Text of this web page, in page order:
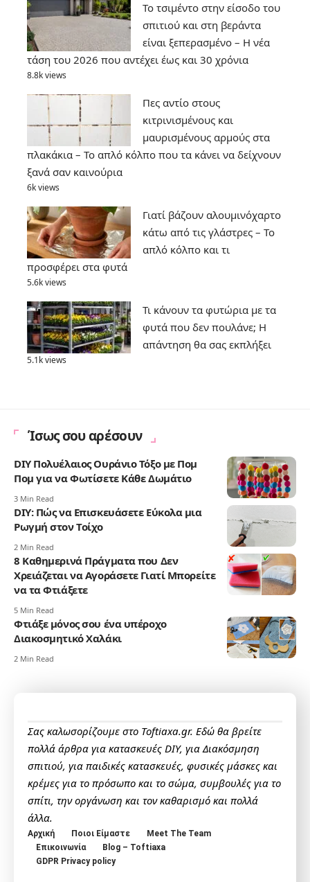
Το τσιμέντο στην είσοδο του
σπιτιού και στη βεράντα
είναι ξεπερασμένο – Η νέα
τάση του 2026 που αντέχει έως και 30 χρόνια
8.8k views
Πες αντίο στους
κιτρινισμένους και
μαυρισμένους αρμούς στα
πλακάκια – Το απλό κόλπο που τα κάνει να δείχνουν
ξανά σαν καινούρια
6k views
Γιατί βάζουν αλουμινόχαρτο
κάτω από τις γλάστρες – Το
απλό κόλπο και τι
προσφέρει στα φυτά
5.6k views
Τι κάνουν τα φυτώρια με τα
φυτά που δεν πουλάνε; Η
απάντηση θα σας εκπλήξει
5.1k views
Ίσως σου αρέσουν
DIY Πολυέλαιος Ουράνιο Τόξο με Πομ
Πομ για να Φωτίσετε Κάθε Δωμάτιο
3 Min Read
DIY: Πώς να Επισκευάσετε Εύκολα μια
Ρωγμή στον Τοίχο
2 Min Read
8 Καθημερινά Πράγματα που Δεν
Χρειάζεται να Αγοράσετε Γιατί Μπορείτε
να τα Φτιάξετε
5 Min Read
Φτιάξε μόνος σου ένα υπέροχο
Διακοσμητικό Χαλάκι
2 Min Read
Σας καλωσορίζουμε στο Toftiaxa.gr. Εδώ θα βρείτε
πολλά άρθρα για κατασκευές DIY, για Διακόσμηση
σπιτιού, για παιδικές κατασκευές, φυσικές μάσκες και
κρέμες για το πρόσωπο και το σώμα, συμβουλές για το
σπίτι, την οργάνωση και τον καθαρισμό και πολλά
άλλα.
Αρχική Ποιοι Είμαστε
Meet The Team
Επικοινωνία
Blog – Toftiaxa
GDPR Privacy policy